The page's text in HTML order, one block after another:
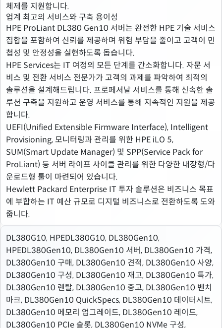
체제를 지원합니다.
업계 최고의 서비스와 구축 용이성
HPE ProLiant DL380 Gen10 서버는 완전한 HPE 기술 서비스
집합을 포함하여 신뢰를 제공하며 위험 부담을 줄이고 고객이 민
첩성 및 안정성을 실현하도록 돕습니다.
HPE Services는 IT 여정의 모든 단계를 간소화합니다. 자문 서
비스 및 전환 서비스 전문가가 고객의 과제를 파악하여 최적의
솔루션을 설계해드립니다. 프로페셔날 서비스를 통해 신속한 솔
루션 구축을 지원하고 운영 서비스를 통해 지속적인 지원을 제공
합니다.
UEFI(Unified Extensible Firmware Interface), Intelligent
Provisioning, 모니터링과 관리를 위한 HPE iLO 5,
SUM(Smart Update Manager) 및 SPP(Service Pack for
ProLiant) 등 서버 라이프 사이클 관리를 위한 다양한 내장형/다
운로드형 툴이 마련되어 있습니다.
Hewlett Packard Enterprise IT 투자 솔루션은 비즈니스 목표
에 부합하는 IT 예산 규모로 디지털 비즈니스로 전환하도록 도와
줍니다.
DL380G10, HPEDL380G10, DL380Gen10,
HPEDL380Gen10, DL380Gen10 서버, DL380Gen10 가격,
DL380Gen10 구매, DL380Gen10 견적, DL380Gen10 사양,
DL380Gen10 구성, DL380Gen10 재고, DL380Gen10 특가,
DL380Gen10 렌탈, DL380Gen10 중고, DL380Gen10 벤치
마크, DL380Gen10 QuickSpecs, DL380Gen10 데이터시트,
DL380Gen10 메모리 업그레이드, DL380Gen10 레이드,
DL380Gen10 PCIe 슬롯, DL380Gen10 NVMe 구성,